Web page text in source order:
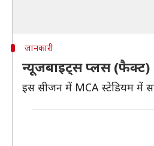
जानकारी
न्यूजबाइट्स प्लस (फैक्ट)
इस सीजन में MCA स्टेडियम में